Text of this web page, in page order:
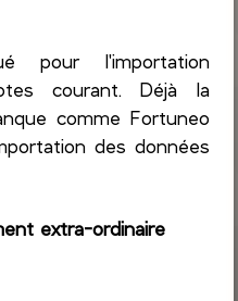
pour l'importation
courant. Déjà la
comme Fortuneo
des données
extra-ordinaire